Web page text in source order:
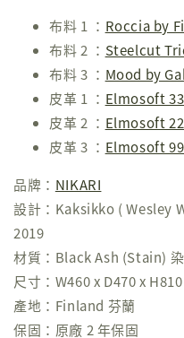
布料 1 ： Roccia by
布料 2 ： Steelcut
布料 3 ： Mood by
皮革 1 ： Elmosoft
皮革 2 ： Elmosoft
皮革 3 ： Elmosoft
品牌： NIKARI
設計：Kaksikko ( Wesley
2019
材質：Black Ash (Stain)
尺寸：W460 x D470 x
產地：Finland 芬蘭
保固：原廠 2 年保固